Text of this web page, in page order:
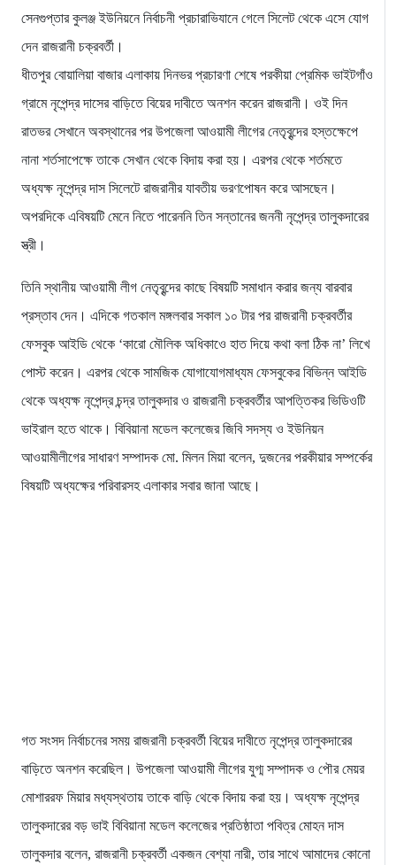
সেনগুপ্তার কুলঞ্জ ইউনিয়নে নির্বাচনী প্রচারাভিযানে গেলে সিলেট থেকে এসে যোগ
দেন রাজরানী চক্রবর্তী।
ধীতপুর বোয়ালিয়া বাজার এলাকায় দিনভর প্রচারণা শেষে পরকীয়া প্রেমিক ভাইটগাঁও
গ্রামে নৃপেন্দ্র দাসের বাড়িতে বিয়ের দাবীতে অনশন করেন রাজরানী। ওই দিন
রাতভর সেখানে অবস্থানের পর উপজেলা আওয়ামী লীগের নেতৃবৃন্দের হস্তক্ষেপে
নানা শর্তসাপেক্ষে তাকে সেখান থেকে বিদায় করা হয়। এরপর থেকে শর্তমতে
অধ্যক্ষ নৃপেন্দ্র দাস সিলেটে রাজরানীর যাবতীয় ভরণপোষন করে আসছেন।
অপরদিকে এবিষয়টি মেনে নিতে পারেননি তিন সন্তানের জননী নৃপেন্দ্র তালুকদারের
স্ত্রী।
তিনি স্থানীয় আওয়ামী লীগ নেতৃবৃন্দের কাছে বিষয়টি সমাধান করার জন্য বারবার
প্রস্তাব দেন। এদিকে গতকাল মঙ্গলবার সকাল ১০ টার পর রাজরানী চক্রবর্তীর
ফেসবুক আইডি থেকে ‘কারো মৌলিক অধিকাওে হাত দিয়ে কথা বলা ঠিক না’ লিখে
পোস্ট করেন। এরপর থেকে সামজিক যোগাযোগমাধ্যম ফেসবুকের বিভিন্ন আইডি
থেকে অধ্যক্ষ নৃপেন্দ্র চন্দ্র তালুকদার ও রাজরানী চক্রবর্তীর আপত্তিকর ভিডিওটি
ভাইরাল হতে থাকে। বিবিয়ানা মডেল কলেজের জিবি সদস্য ও ইউনিয়ন
আওয়ামীলীগের সাধারণ সম্পাদক মো. মিলন মিয়া বলেন, দুজনের পরকীয়ার সম্পর্কের
বিষয়টি অধ্যক্ষের পরিবারসহ এলাকার সবার জানা আছে।
গত সংসদ নির্বাচনের সময় রাজরানী চক্রবর্তী বিয়ের দাবীতে নৃপেন্দ্র তালুকদারের
বাড়িতে অনশন করেছিল। উপজেলা আওয়ামী লীগের যুগ্ম সম্পাদক ও পৌর মেয়র
মোশাররফ মিয়ার মধ্যস্থতায় তাকে বাড়ি থেকে বিদায় করা হয়। অধ্যক্ষ নৃপেন্দ্র
তালুকদারের বড় ভাই বিবিয়ানা মডেল কলেজের প্রতিষ্ঠাতা পবিত্র মোহন দাস
তালুকদার বলেন, রাজরানী চক্রবর্তী একজন বেশ্যা নারী, তার সাথে আমাদের কোনো